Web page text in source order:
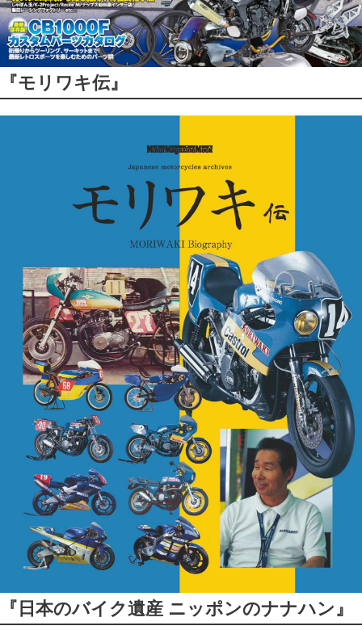
『モリワキ伝』
『日本のバイク遺産 ニッポンのナナハン』